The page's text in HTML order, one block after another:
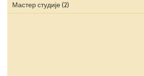
Мастер студије(2)